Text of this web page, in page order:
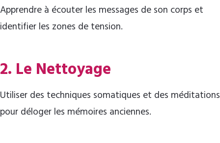
Apprendre à écouter les messages de son corps et
identifier les zones de tension.
2. Le Nettoyage
Utiliser des techniques somatiques et des méditations
pour déloger les mémoires anciennes.